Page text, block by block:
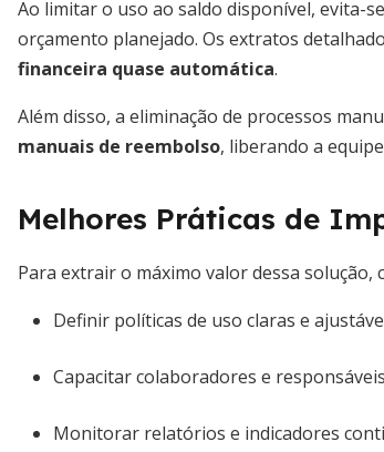
Ao limitar o uso ao saldo disponível, evita-
orçamento planejado. Os extratos
financeira quase automática.
Além disso, a eliminação de processos
manuais de reembolso, liberando a
Melhores Práticas de
Para extrair o máximo valor dessa solução,
Definir políticas de uso claras e
Capacitar colaboradores e
Monitorar relatórios e indicadores